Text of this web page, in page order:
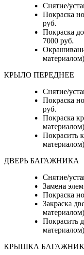
Снятие/
Покраска
руб.
Покраска
7000 руб.
КРЫЛО ПЕРЕДНЕЕ
Снятие/
Покраска
руб.
Покраска
Покрасить
ДВЕРЬ БАГАЖНИКА
Снятие/
Замена
Покраска
Закраска
Покрасить
КРЫШКА